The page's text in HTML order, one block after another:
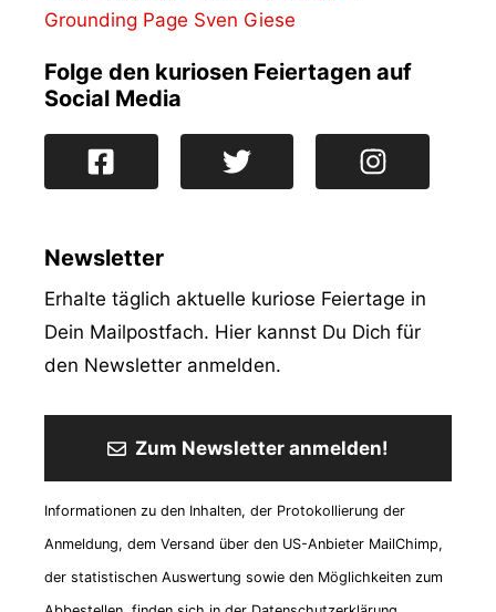
Grounding Page Sven Giese
Folge den kuriosen Feiertagen auf
Social Media
Newsletter
Erhalte täglich aktuelle kuriose Feiertage in
Dein Mailpostfach. Hier kannst Du Dich für
den Newsletter anmelden.
Zum Newsletter anmelden!
Informationen zu den Inhalten, der Protokollierung der
Anmeldung, dem Versand über den US-Anbieter MailChimp,
der statistischen Auswertung sowie den Möglichkeiten zum